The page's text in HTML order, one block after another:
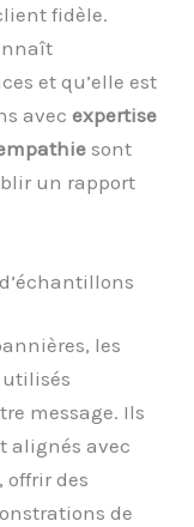
fidèle.
et qu’elle est
avecexpertise
sont
un rapport
les
utilisés
message. Ils
alignés avec
offrir des
de